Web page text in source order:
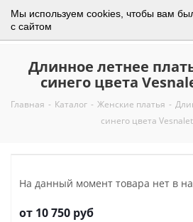
Мы используем cookies, чтобы вам
с сайтом
Длинное летнее
синего цвета
Главная - Каталог - Женские платья -
синего цвета
На данный момент товара нет в
от 10 750 руб